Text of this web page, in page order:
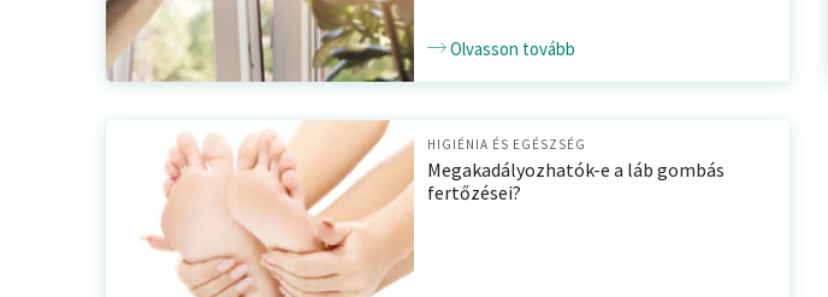
Olvasson tovább
HIGIÉNIA ÉS EGÉSZSÉG
Megakadályozhatók-e a láb gombás
fertőzései?